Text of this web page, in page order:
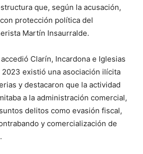
que, según la acusación,
protección política del
Martín Insaurralde.
Clarín, Incardona e Iglesias
existió una asociación ilícita
y destacaron que la actividad
a la administración comercial,
delitos como evasión fiscal,
y comercialización de